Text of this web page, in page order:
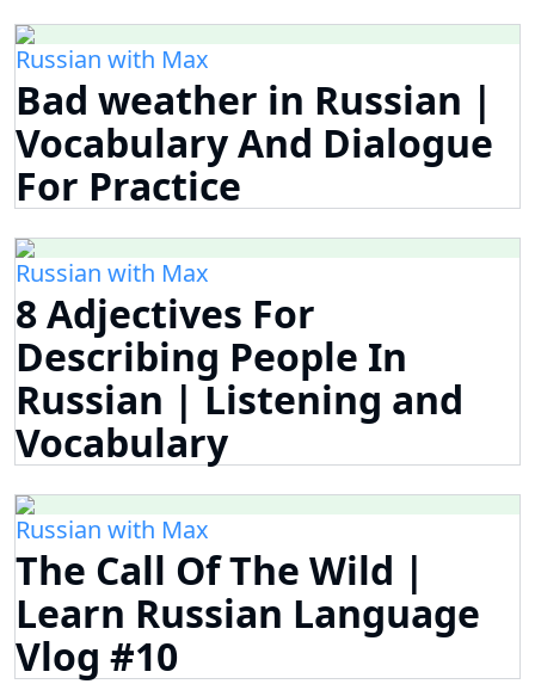
Russian with Max
Bad weather in Russian |
Vocabulary And Dialogue
For Practice
Russian with Max
8 Adjectives For
Describing People In
Russian | Listening and
Vocabulary
Russian with Max
The Call Of The Wild |
Learn Russian Language
Vlog #10